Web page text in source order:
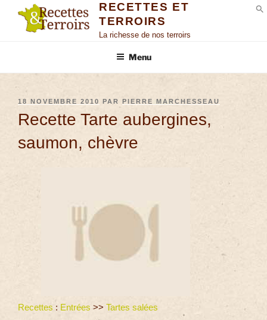
RECETTES ET
TERROIRS
La richesse de nos terroirs
Menu
18 NOVEMBRE 2010 PAR PIERRE MARCHESSEAU
Recette Tarte aubergines,
saumon, chèvre
Recettes : Entrées >> Tartes salées